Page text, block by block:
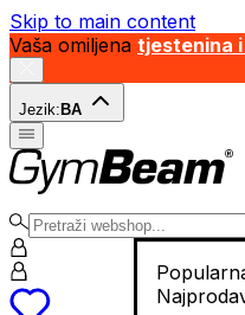
Skip to main content
Vaša omiljena tjestenina
Jezik: BA